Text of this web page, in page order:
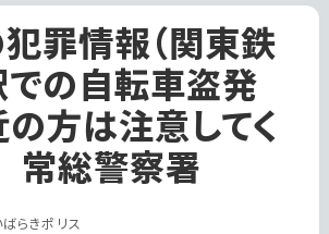
罪情報（関東鉄
の自転車盗発
の方は注意してく
常総警察署
ばらきポリス